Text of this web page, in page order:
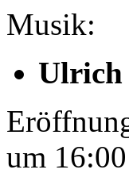
Musik:
Ulrich
um